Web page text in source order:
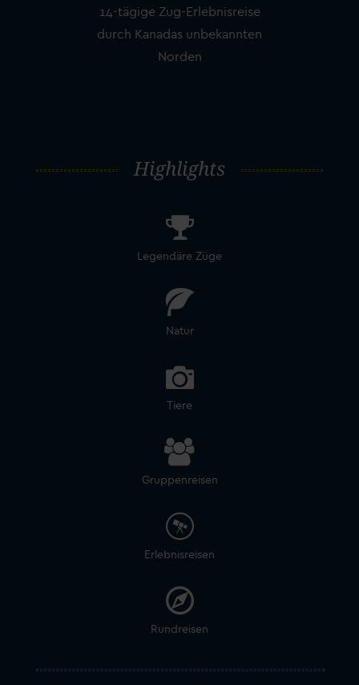
14-tägige Zug-Erlebnisreise
durch Kanadas unbekannten
Norden
Highlights
Legendäre Züge
Natur
Tiere
Gruppenreisen
Erlebnisreisen
Rundreisen